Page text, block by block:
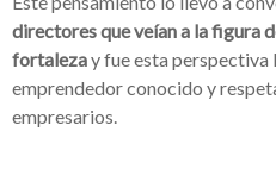
directores que veían a la figura
fortalezay fue esta perspectiva
emprendedor conocido y
empresarios.